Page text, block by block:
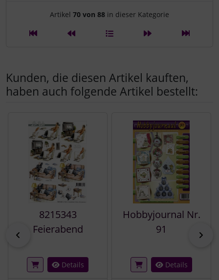
Artikelnavigation innerhalb
Artikel 70 von 88 in dieser Kategorie
Kunden, die diesen Artikel kauften,
haben auch folgende Artikel bestellt:
zurück
8215343
Feierabend
Details
Hobbyjournal Nr.
91
Details